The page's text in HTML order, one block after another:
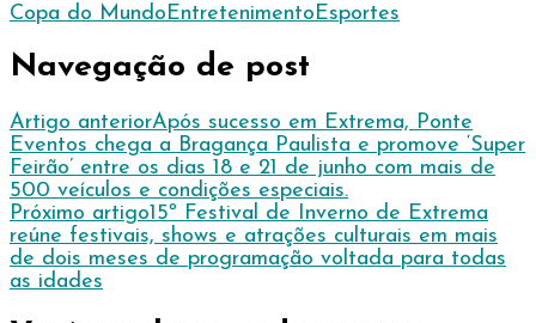
Copa do MundoEntretenimentoEsportes
Navegação de post
Artigo anteriorApós sucesso em Extrema, Ponte
Eventos chega a Bragança Paulista e promove ‘Super
Feirão’ entre os dias 18 e 21 de junho com mais de
500 veículos e condições especiais.
Próximo artigo15º Festival de Inverno de Extrema
reúne festivais, shows e atrações culturais em mais
de dois meses de programação voltada para todas
as idades